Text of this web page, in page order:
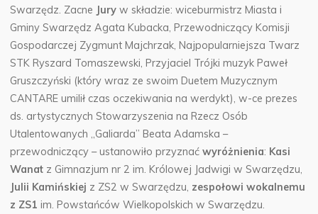
Swarzędz. Zacne Jury w składzie: wiceburmistrz Miasta i
Gminy Swarzędz Agata Kubacka, Przewodniczący Komisji
Gospodarczej Zygmunt Majchrzak, Najpopularniejsza Twarz
STK Ryszard Tomaszewski, Przyjaciel Trójki muzyk Paweł
Gruszczyński (który wraz ze swoim Duetem Muzycznym
CANTARE umilił czas oczekiwania na werdykt), w-ce prezes
ds. artystycznych Stowarzyszenia na Rzecz Osób
Utalentowanych „Galiarda” Beata Adamska –
przewodniczący – ustanowiło przyznaćwyróżnienia: Kasi
Wanat z Gimnazjum nr 2 im. Królowej Jadwigi w Swarzędzu,
Julii Kamińskiej z ZS2 w Swarzędzu, zespołowi wokalnemu
z ZS1 im. Powstańców Wielkopolskich w Swarzędzu.